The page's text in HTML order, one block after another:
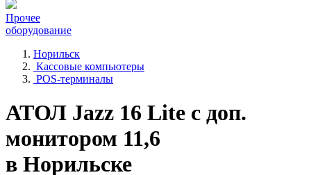
Прочее
оборудование
Норильск
Кассовые компьютеры
POS-терминалы
АТОЛ Jazz 16 Lite с доп.
монитором 11,6
в Норильске